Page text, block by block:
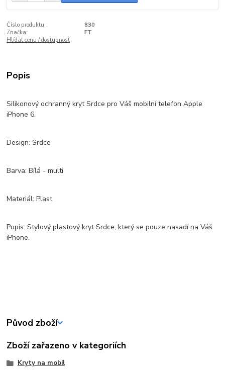
Číslo produktu:
830
Značka:
FT
Hlídat cenu / dostupnost
Popis
Silikonový ochranný kryt Srdce pro Váš mobilní telefon Apple
iPhone 6.
Design: Srdce
Barva: Bílá - multi
Materiál: Plast
Popis: Stylový plastový kryt Srdce, který se pouze nasadí na Váš
iPhone.
Původ zboží
Zboží zařazeno v kategoriích
Kryty na mobil